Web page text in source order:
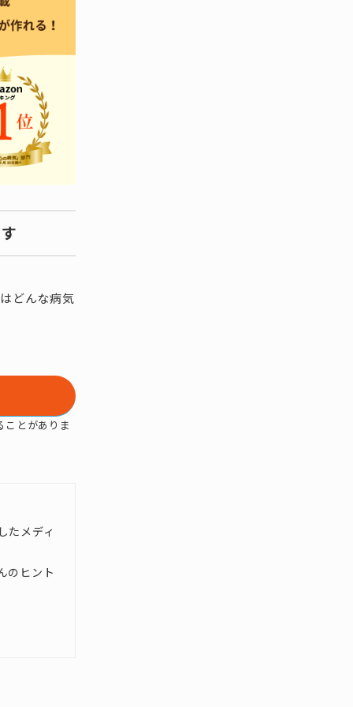
どんな病気
とがありま
たメディ
のヒント